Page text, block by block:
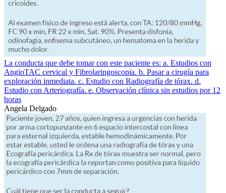
La conducta que debe tomar con este paciente es: a. Estudios con
AngioTAC cervical y Fibrolaringoscopia. b. Pasar a cirugía para
exploración inmediata. c. Estudio con Radiografía de tórax. d.
Estudio con Arteriografía. e. Observación clínica sin estudios por 12
horas
Angela Delgado